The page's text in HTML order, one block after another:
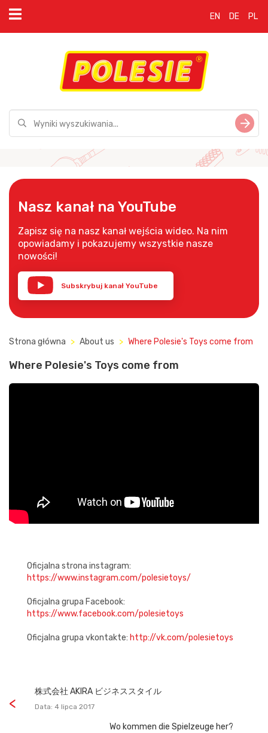
EN DE PL
Nasz kanał na YouTube
Zapisz się na nasz kanał wejścia wideo. Na nim
opowiadamy i pokazujemy wszystkie nasze
nowości!
Subskrybuj kanał YouTube
Strona główna About us Where Polesie's Toys come from
Where Polesie's Toys come from
Oficjalna strona instagram:
https://www.instagram.com/polesietoys/
Oficjalna grupa Facebook:
https://www.facebook.com/polesietoys
Oficjalna grupa vkontakte: http://vk.com/polesietoys
株式会社 AKIRA ビジネススタイル
Data: 4 lipca 2017
Wo kommen die Spielzeuge her?